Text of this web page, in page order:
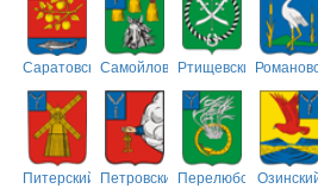
СаратовскийСамойловскийРтищевский
Питерский ПетровскийПерелюбский